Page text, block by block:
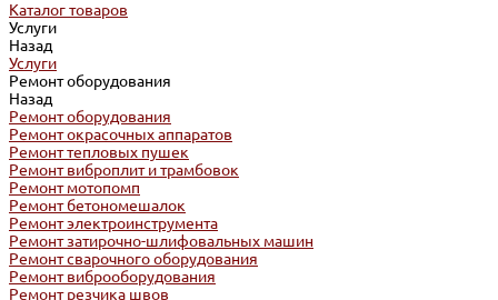
Каталог товаров
Услуги
Назад
Услуги
Ремонт оборудования
Назад
Ремонт оборудования
Ремонт окрасочных аппаратов
Ремонт тепловых пушек
Ремонт виброплит и трамбовок
Ремонт мотопомп
Ремонт бетономешалок
Ремонт электроинструмента
Ремонт затирочно-шлифовальных машин
Ремонт сварочного оборудования
Ремонт виброоборудования
Ремонт резчика швов